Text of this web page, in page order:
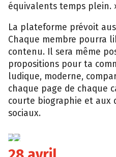
équivalents temps plein.
La plateforme prévoit
Chaque membre pourra
contenu. Il sera même
propositions pour ta
ludique, moderne,
chaque page de chaque
courte biographie et aux
sociaux.
Arnaud
Haye
Arnaud
Haye